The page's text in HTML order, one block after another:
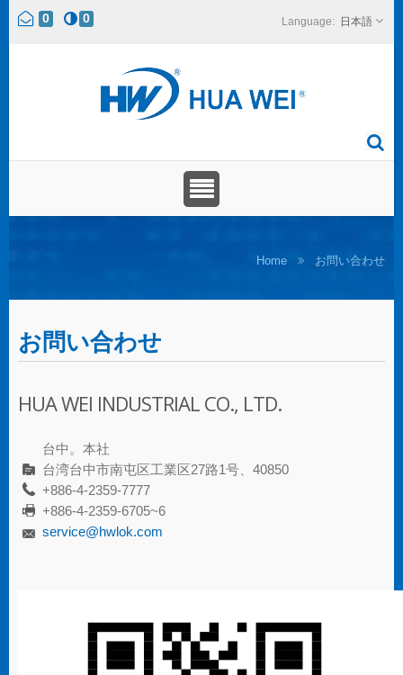
0 0 日本語
Home お問い合わせ
お問い合わせ
HUA WEI INDUSTRIAL CO., LTD.
台中。本社
台湾台中市南屯区工業区27路1号、40850
+886-4-2359-7777
+886-4-2359-6705~6
service@hwlok.com